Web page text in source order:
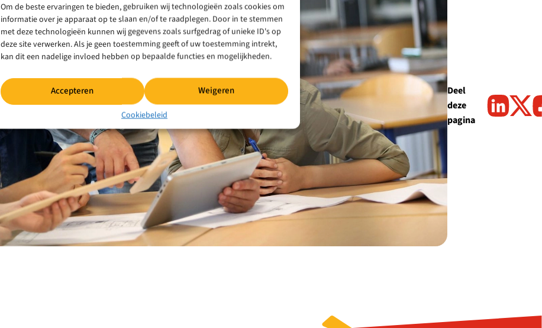
Om de beste ervaringen te bieden, gebruiken wij technologieën zoals cookies om
informatie over je apparaat op te slaan en/of te raadplegen. Door in te stemmen
met deze technologieën kunnen wij gegevens zoals surfgedrag of unieke ID's op
deze site verwerken. Als je geen toestemming geeft of uw toestemming intrekt,
kan dit een nadelige invloed hebben op bepaalde functies en mogelijkheden.
Accepteren Weigeren
Cookiebeleid
Deel
deze
pagina